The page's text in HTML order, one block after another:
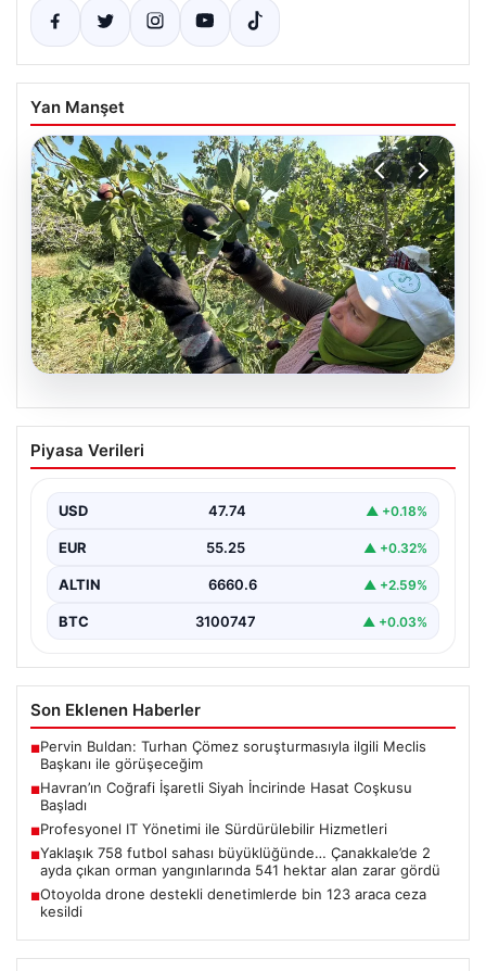
Yan Manşet
08.08.2026
Havran’ın Coğrafi İşaretli Siyah
İncirinde Hasat Coşkusu Başladı
almış siyah incirlerin hasat dönemi resmi olarak…
Piyasa Verileri
USD 47.74 ▲ +0.18%
EUR 55.25 ▲ +0.32%
ALTIN 6660.6 ▲ +2.59%
BTC 3100747 ▲ +0.03%
Son Eklenen Haberler
■Pervin Buldan: Turhan Çömez soruşturmasıyla ilgili Meclis
Başkanı ile görüşeceğim
■Havran’ın Coğrafi İşaretli Siyah İncirinde Hasat Coşkusu
Başladı
■Profesyonel IT Yönetimi ile Sürdürülebilir Hizmetleri
■Yaklaşık 758 futbol sahası büyüklüğünde… Çanakkale’de 2
ayda çıkan orman yangınlarında 541 hektar alan zarar gördü
■Otoyolda drone destekli denetimlerde bin 123 araca ceza
kesildi